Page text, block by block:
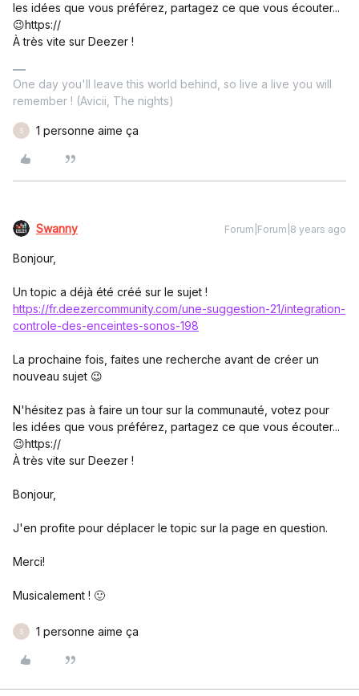
les idées que vous préférez, partagez ce que vous écouter...
😉https://
À très vite sur Deezer !
One day you'll leave this world behind, so live a live you will
remember ! (Avicii, The nights)
S 1 personne aime ça
Swanny Forum|Forum|8 years ago
Bonjour,
Un topic a déjà été créé sur le sujet !
https://fr.deezercommunity.com/une-suggestion-21/integration-
controle-des-enceintes-sonos-198
La prochaine fois, faites une recherche avant de créer un
nouveau sujet 😉
N'hésitez pas à faire un tour sur la communauté, votez pour
les idées que vous préférez, partagez ce que vous écouter...
😉https://
À très vite sur Deezer !
Bonjour,
J'en profite pour déplacer le topic sur la page en question.
Merci!
Musicalement ! 🙂
S 1 personne aime ça